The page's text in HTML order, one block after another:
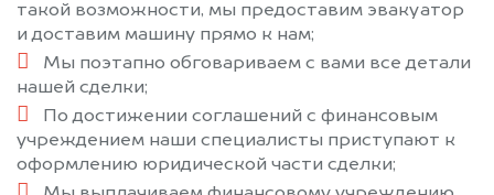
такой возможности, мы предоставим эвакуатор
и доставим машину прямо к нам;
Мы поэтапно обговариваем с вами все детали
нашей сделки;
По достижении соглашений с финансовым
учреждением наши специалисты приступают к
оформлению юридической части сделки;